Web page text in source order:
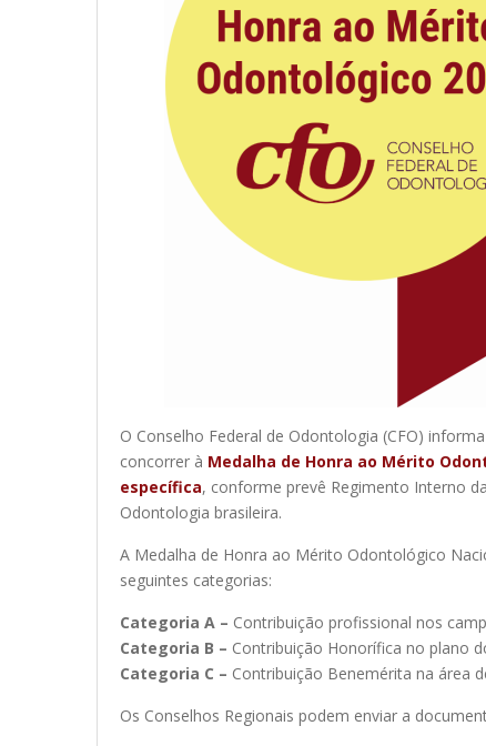
O Conselho Federal de Odontologia (CFO)
concorrer à Medalha de Honra ao Mérito
específica, conforme prevê Regimento Interno
Odontologia brasileira.
A Medalha de Honra ao Mérito Odontológico
seguintes categorias:
Categoria A – Contribuição profissional nos
Categoria B – Contribuição Honorífica no plano
Categoria C – Contribuição Benemérita na área
Os Conselhos Regionais podem enviar a